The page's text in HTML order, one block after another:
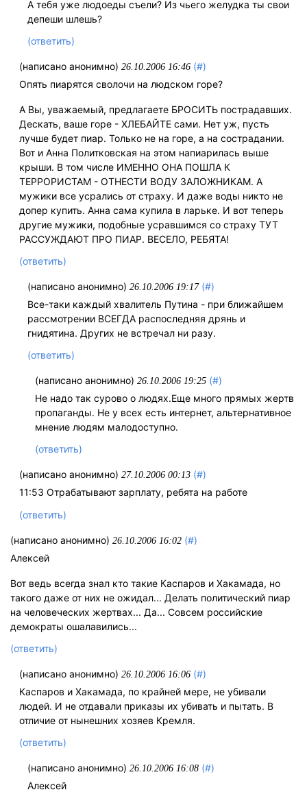
А тебя уже людоеды съели? Из чьего желудка ты свои
депеши шлешь?
(ответить)
(написано анонимно) 26.10.2006 16:46 (#)
Опять пиарятся сволочи на людском горе?
А Вы, уважаемый, предлагаете БРОСИТЬ пострадавших.
Дескать, ваше горе - ХЛЕБАЙТЕ сами. Нет уж, пусть
лучше будет пиар. Только не на горе, а на сострадании.
Вот и Анна Политковская на этом напиарилась выше
крыши. В том числе ИМЕННО ОНА ПОШЛА К
ТЕРРОРИСТАМ - ОТНЕСТИ ВОДУ ЗАЛОЖНИКАМ. А
мужики все усрались от страху. И даже воды никто не
допер купить. Анна сама купила в ларьке. И вот теперь
другие мужики, подобные усравшимся со страху ТУТ
РАССУЖДАЮТ ПРО ПИАР. ВЕСЕЛО, РЕБЯТА!
(ответить)
(написано анонимно) 26.10.2006 19:17 (#)
Все-таки каждый хвалитель Путина - при ближайшем
рассмотрении ВСЕГДА распоследняя дрянь и
гнидятина. Других не встречал ни разу.
(ответить)
(написано анонимно)26.10.2006 19:25 (#)
Не надо так сурово о людях.Еще много прямых жертв
пропаганды. Не у всех есть интернет, альтернативное
мнение людям малодоступно.
(ответить)
(написано анонимно) 27.10.2006 00:13 (#)
11:53 Отрабатывают зарплату, ребята на работе
(ответить)
(написано анонимно) 26.10.2006 16:02 (#)
Алексей
Вот ведь всегда знал кто такие Каспаров и Хакамада, но
такого даже от них не ожидал... Делать политический пиар
на человеческих жертвах... Да... Совсем российские
демократы ошалавились...
(ответить)
(написано анонимно) 26.10.2006 16:06 (#)
Каспаров и Хакамада, по крайней мере, не убивали
людей. И не отдавали приказы их убивать и пытать. В
отличие от нынешних хозяев Кремля.
(ответить)
(написано анонимно) 26.10.2006 16:08 (#)
Алексей